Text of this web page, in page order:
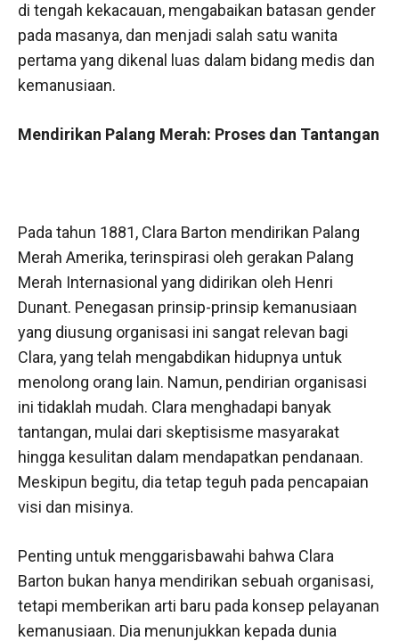
di tengah kekacauan, mengabaikan batasan gender
pada masanya, dan menjadi salah satu wanita
pertama yang dikenal luas dalam bidang medis dan
kemanusiaan.
Mendirikan Palang Merah: Proses dan Tantangan
Pada tahun 1881, Clara Barton mendirikan Palang
Merah Amerika, terinspirasi oleh gerakan Palang
Merah Internasional yang didirikan oleh Henri
Dunant. Penegasan prinsip-prinsip kemanusiaan
yang diusung organisasi ini sangat relevan bagi
Clara, yang telah mengabdikan hidupnya untuk
menolong orang lain. Namun, pendirian organisasi
ini tidaklah mudah. Clara menghadapi banyak
tantangan, mulai dari skeptisisme masyarakat
hingga kesulitan dalam mendapatkan pendanaan.
Meskipun begitu, dia tetap teguh pada pencapaian
visi dan misinya.
Penting untuk menggarisbawahi bahwa Clara
Barton bukan hanya mendirikan sebuah organisasi,
tetapi memberikan arti baru pada konsep pelayanan
kemanusiaan. Dia menunjukkan kepada dunia